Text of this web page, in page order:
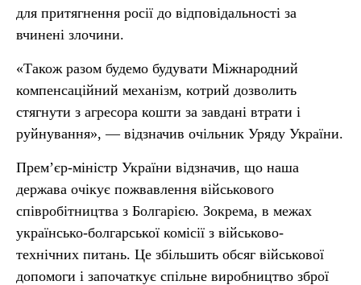
для притягнення росії до відповідальності за
вчинені злочини.
«Також разом будемо будувати Міжнародний
компенсаційний механізм, котрий дозволить
стягнути з агресора кошти за завдані втрати і
руйнування», — відзначив очільник Уряду України.
Прем’єр-міністр України відзначив, що наша
держава очікує пожвавлення військового
співробітництва з Болгарією. Зокрема, в межах
українсько-болгарської комісії з військово-
технічних питань. Це збільшить обсяг військової
допомоги і започаткує спільне виробництво зброї